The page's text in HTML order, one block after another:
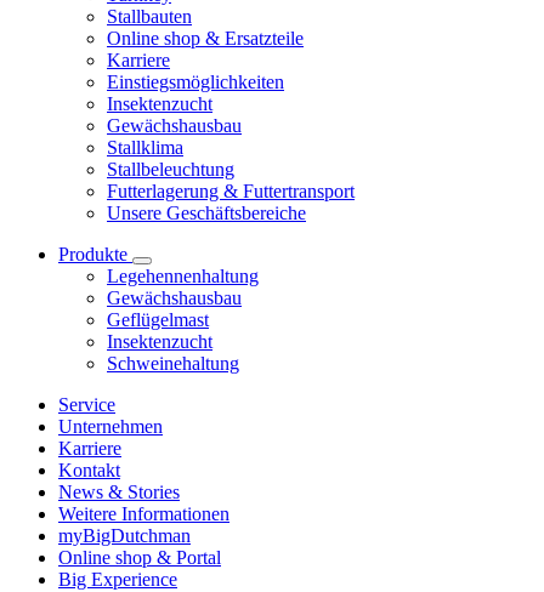
Stallbauten
Online shop & Ersatzteile
Karriere
Einstiegsmöglichkeiten
Insektenzucht
Gewächshausbau
Stallklima
Stallbeleuchtung
Futterlagerung & Futtertransport
Unsere Geschäftsbereiche
Produkte
Legehennenhaltung
Gewächshausbau
Geflügelmast
Insektenzucht
Schweinehaltung
Service
Unternehmen
Karriere
Kontakt
News & Stories
Weitere Informationen
myBigDutchman
Online shop & Portal
Big Experience